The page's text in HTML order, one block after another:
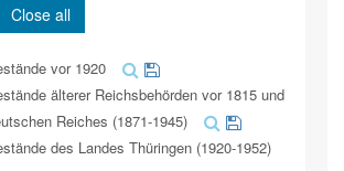
Close all
vor 1920
älterer Reichsbehörden vor 1815 und
Reiches (1871-1945)
des Landes Thüringen (1920-1952)